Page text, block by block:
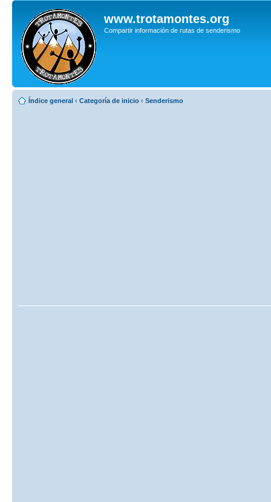
www.trotamontes.org
Compartir información de rutas de senderismo
Índice general ‹ Categoría de inicio ‹ Senderismo